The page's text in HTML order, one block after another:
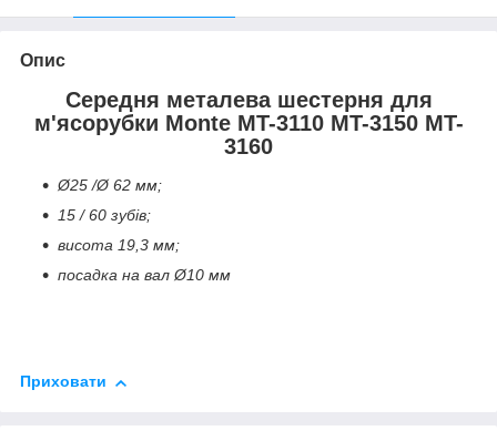
Опис
Середня металева шестерня для
м'ясорубки Monte MT-3110 MT-3150 MT-
3160
Ø25 /Ø 62 мм;
15 / 60 зубів;
висота 19,3 мм;
посадка на вал Ø10 мм
Приховати